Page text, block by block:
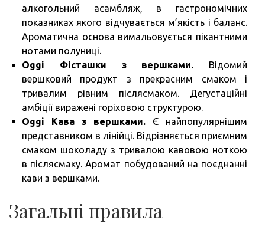
алкогольний асамбляж, в гастрономічних
показниках якого відчувається м’якість і баланс.
Ароматична основа вимальовується пікантними
нотами полуниці.
Oggi Фісташки з вершками. Відомий
вершковий продукт з прекрасним смаком і
тривалим рівним післясмаком. Дегустаційні
амбіції виражені горіховою структурою.
Oggi Кава з вершками. Є найпопулярнішим
представником в лінійці. Відрізняється приємним
смаком шоколаду з тривалою кавовою ноткою
в післясмаку. Аромат побудований на поєднанні
кави з вершками.
Загальні правила